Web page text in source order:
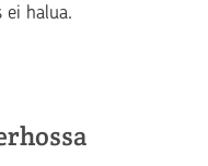
ei halua.